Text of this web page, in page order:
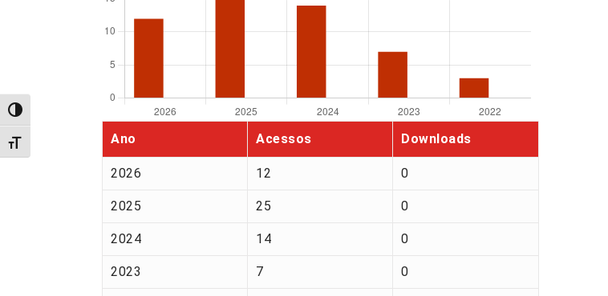
Alternar alto contraste
Alternar tamanho da fonte
Ano Acessos Downloads
2026 12 0
2025 25 0
2024 14 0
2023 7 0